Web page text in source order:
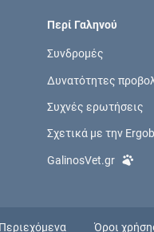
Περί Γαληνού
Συνδρομές
Δυνατότητες
Συχνές ερωτήσεις
Σχετικά με την
GalinosVet.gr
Περιεχόμενα Όροι